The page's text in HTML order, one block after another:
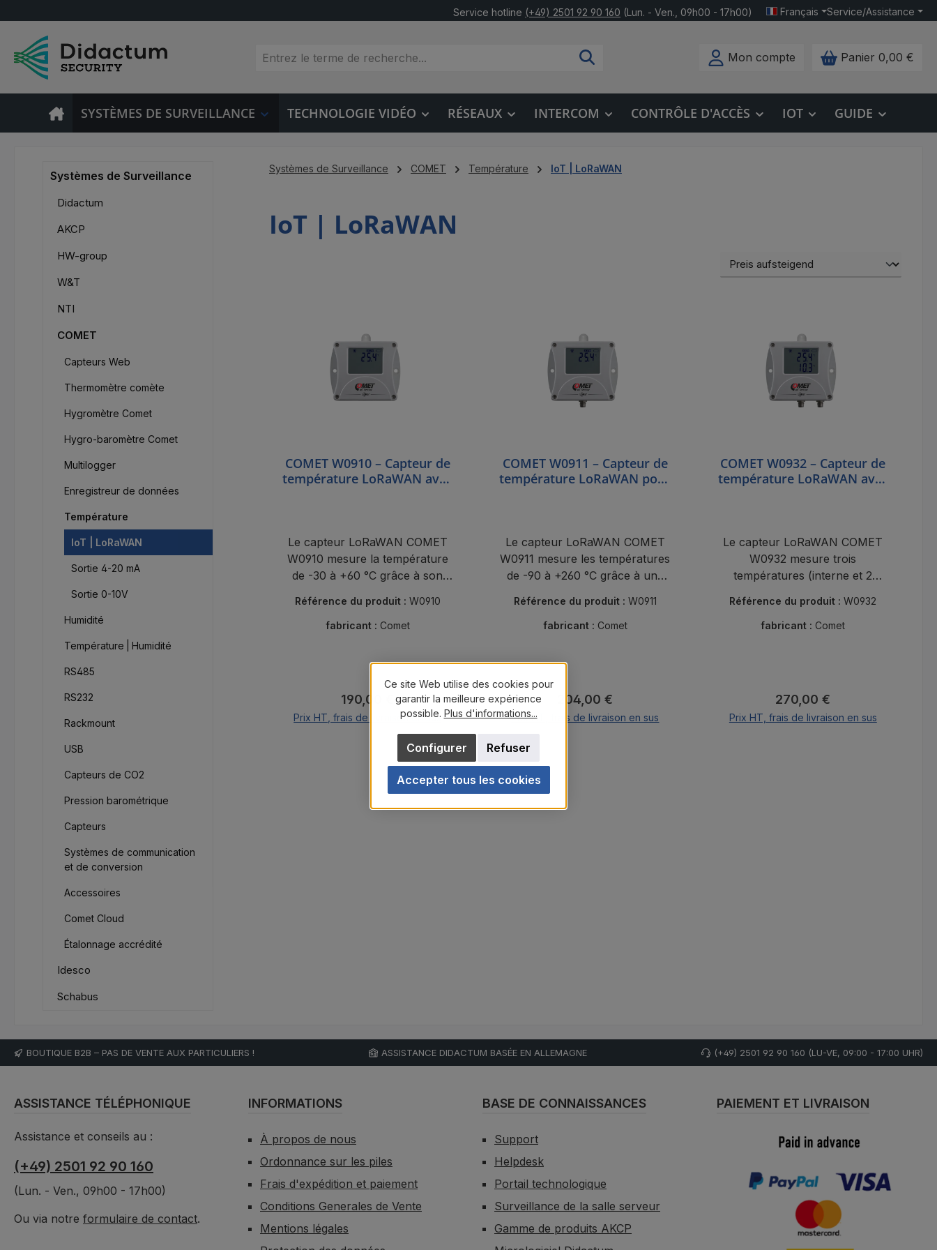
Service hotline (+49) 2501 92 90 160 (Lun. - Ven., 09h00 - 17h00) Français Service/Assistance
Mon compte Panier 0,00 €
SYSTÈMES DE SURVEILLANCE TECHNOLOGIE VIDÉO RÉSEAUX INTERCOM CONTRÔLE D'ACCÈS IOT GUIDE
Systèmes de Surveillance
Didactum
AKCP
HW-group
W&T
NTI
COMET
Capteurs Web
Thermomètre comète
Hygromètre Comet
Hygro-baromètre Comet
Multilogger
Enregistreur de données
Température
IoT | LoRaWAN
Sortie 4-20 mA
Sortie 0-10V
Humidité
Température | Humidité
RS485
RS232
Rackmount
USB
Capteurs de CO2
Pression barométrique
Capteurs
Systèmes de communication
et de conversion
Accessoires
Comet Cloud
Étalonnage accrédité
Idesco
Schabus
Systèmes de Surveillance COMET Température IoT | LoRaWAN
IoT | LoRaWAN
COMET W0910 – Capteur de
température LoRaWAN avec
Le capteur LoRaWAN COMET
W0910 mesure la température
de -30 à +60 °C grâce à son
par batterie jusqu'à 10 ans.
Référence du produit : W0910
fabricant : Comet
Prix régulier :
190,00 €
Prix HT, frais de livraison en sus
Ajouter au panier
COMET W0911 – Capteur de
température LoRaWAN pour
Le capteur LoRaWAN COMET
W0911 mesure les températures
de -90 à +260 °C grâce à une
alimenté par batterie pendant 10
ans maximum.
Référence du produit : W0911
fabricant : Comet
Prix régulier :
204,00 €
Prix HT, frais de livraison en sus
COMET W0932 – Capteur de
température LoRaWAN avec
Le capteur LoRaWAN COMET
W0932 mesure trois
températures (interne et 2
°C et est alimenté par batterie
jusqu'à 10 ans.
Référence du produit :W0932
fabricant : Comet
Prix régulier :
270,00 €
Prix HT, frais de livraison en sus
BOUTIQUE B2B – PAS DE VENTE AUX PARTICULIERS ! ASSISTANCE DIDACTUM BASÉE EN ALLEMAGNE (+49) 2501 92 90 160 (LU-VE, 09:00 - 17:00 UHR)
ASSISTANCE TÉLÉPHONIQUE
Assistance et conseils au :
(+49) 2501 92 90 160
(Lun. - Ven., 09h00 - 17h00)
Ou via notre formulaire de contact.
INFORMATIONS
À propos de nous
Ordonnance sur les piles
Frais d'expédition et paiement
Conditions Generales de Vente
Mentions légales
BASE DE CONNAISSANCES
Support
Helpdesk
Portail technologique
Surveillance de la salle serveur
Gamme de produits AKCP
PAIEMENT ET LIVRAISON
Ce site Web utilise des cookies pour
garantir la meilleure expérience
possible. Plus d'informations...
Refuser
Configurer
Accepter tous les cookies